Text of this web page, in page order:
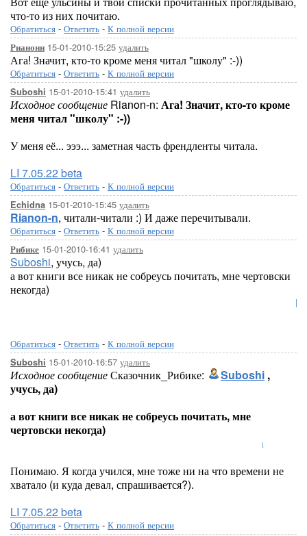
что-то из них почитаю.
Обратиться - Ответить - К полной версии
Рианонн 15-01-2010-15:25 удалить
Ага! Значит, кто-то кроме меня читал "школу" :-))
Обратиться - Ответить - К полной версии
Suboshi 15-01-2010-15:41 удалить
Исходное сообщение Rianon-n: Ага! Значит, кто-то кроме
меня читал "школу" :-))
У меня её... эээ... заметная часть френдленты читала.
LI 7.05.22 beta
Обратиться - Ответить - К полной версии
Echidna 15-01-2010-15:45 удалить
Rianon-n, читали-читали :) И даже перечитывали.
Обратиться - Ответить - К полной версии
Рибике 15-01-2010-16:41 удалить
Suboshi, учусь, да)
а вот книги все никак не собреусь почитать, мне чертовски
некогда)
Обратиться - Ответить - К полной версии
Suboshi 15-01-2010-16:57 удалить
Исходное сообщениеСказочник_Рибике: Suboshi ,
учусь, да)
а вот книги все никак не собреусь почитать, мне
чертовски некогда)
Понимаю. Я когда учился, мне тоже ни на что времени не
хватало (и куда девал, спрашивается?).
LI 7.05.22 beta
Обратиться - Ответить - К полной версии